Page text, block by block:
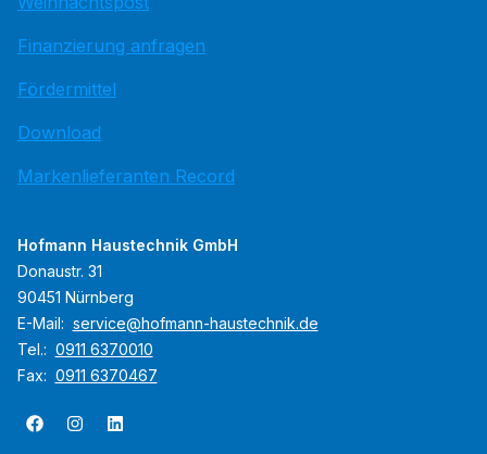
Finanzierung anfragen
Fördermittel
Download
Markenlieferanten Record
Hofmann Haustechnik GmbH
Donaustr. 31
90451 Nürnberg
E-Mail: service@hofmann-haustechnik.de
Tel.: 0911 6370010
Fax: 0911 6370467